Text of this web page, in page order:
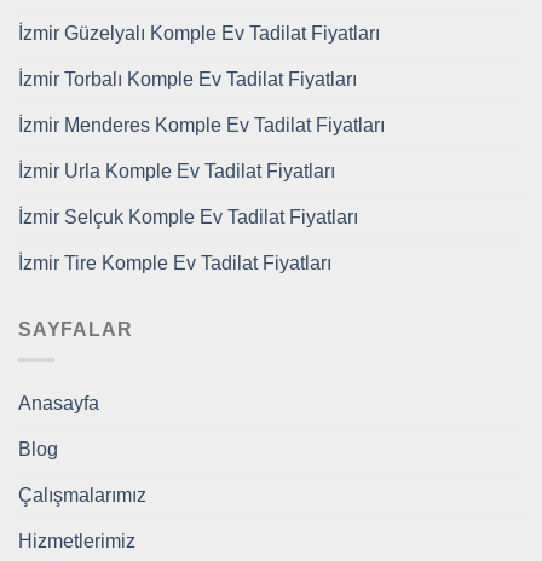
İzmir Güzelyalı Komple Ev Tadilat Fiyatları
İzmir Torbalı Komple Ev Tadilat Fiyatları
İzmir Menderes Komple Ev Tadilat Fiyatları
İzmir Urla Komple Ev Tadilat Fiyatları
İzmir Selçuk Komple Ev Tadilat Fiyatları
İzmir Tire Komple Ev Tadilat Fiyatları
SAYFALAR
Anasayfa
Blog
Çalışmalarımız
Hizmetlerimiz